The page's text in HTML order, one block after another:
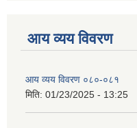
आय व्यय विवरण
आय व्यय विवरण ०८०-०८१
मिति: 01/23/2025 - 13:25